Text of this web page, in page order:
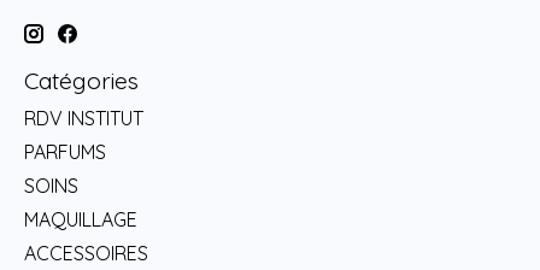
Catégories
RDV INSTITUT
PARFUMS
SOINS
MAQUILLAGE
ACCESSOIRES